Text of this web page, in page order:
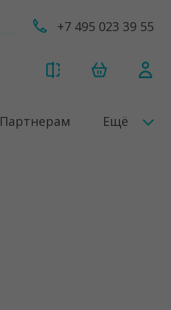
+7 495 023 39 55
Партнерам Ещё